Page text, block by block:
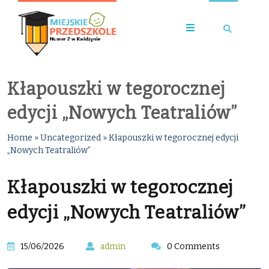
Kłapouszki w tegorocznej
edycji „Nowych Teatraliów”
Home »Uncategorized »Kłapouszki w tegorocznej edycji
„Nowych Teatraliów”
Kłapouszki w tegorocznej
edycji „Nowych Teatraliów”
15/06/2026 admin 0 Comments